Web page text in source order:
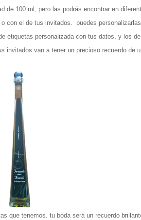
de 100 ml, pero las podrás encontrar en
con el de tus invitados. puedes
etiquetas personalizada con tus datos, y los de
van a tener un precioso recuerdo de
que tenemos. tu boda será un recuerdo